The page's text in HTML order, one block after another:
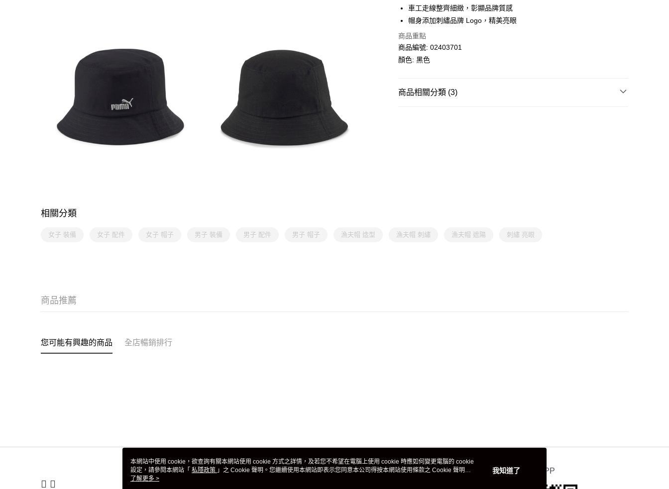
單筆訂單淨值滿$399可享免運費優惠
每筆HK$30.00，滿HK$399.00或以上免運費
滿$599可享澳門免運費優惠
車工走線整齊細緻，彰顯品牌質感
帽身添加刺繡品牌 Logo，精美亮眼
商品重點
商品編號: 02403701
顏色: 黑色
商品相關分類 (3)
相關分類
女子 裝備 女子 配件 女子 帽子 男子 裝備 男子 配件 男子 帽子 漁夫帽 造型 漁夫帽 刺繡 漁夫帽 遮陽 刺繡 亮眼
商品推薦
您可能有興趣的商品 全店暢銷排行
關於我們 客戶服務 官方APP
本網站中使用 cookie，欲查詢有關本網站使用 cookie 方式之詳情，及若您不希望在電腦上使用 cookie 時應如何變更電腦的 cookie
設定，請參閱本網站「 私隱政策 」之 Cookie 聲明。您繼續使用本網站即表示您同意本公司得按本網站使用條款之 Cookie 聲明使
用 cookie。
了解更多 >
我知道了